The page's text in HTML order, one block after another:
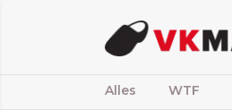
Alles WTF